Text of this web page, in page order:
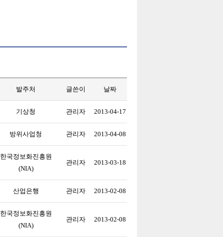
발주처 글쓴이 날짜
기상청 관리자 2013-04-17
방위사업청 관리자 2013-04-08
한국정보화진흥원
(NIA)
관리자 2013-03-18
산업은행 관리자 2013-02-08
한국정보화진흥원
(NIA)
관리자 2013-02-08